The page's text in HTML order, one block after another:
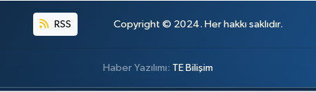
RSS Copyright © 2024. Her hakkı saklıdır.
Haber Yazılımı: TE Bilişim